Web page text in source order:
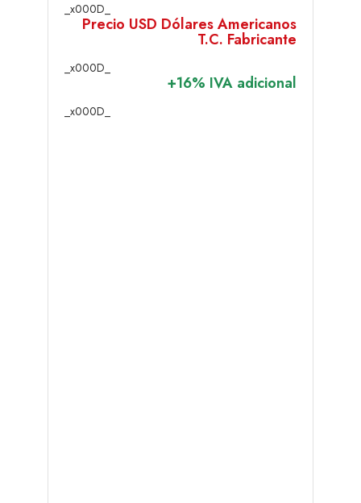
_x000D_
Precio USD Dólares Americanos
T.C. Fabricante
_x000D_
+16% IVA adicional
_x000D_